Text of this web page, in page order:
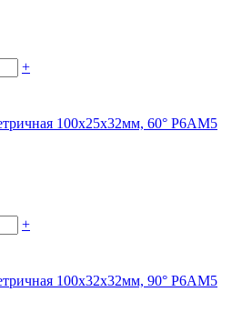
+
100х25х32мм, 60° Р6АМ5
+
100х32х32мм, 90° Р6АМ5